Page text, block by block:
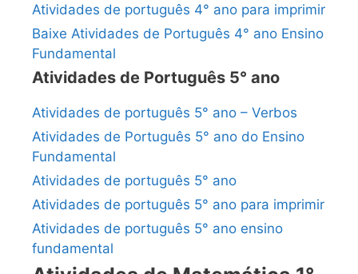
Atividades de português 4° ano para imprimir
Baixe Atividades de Português 4° ano Ensino
Fundamental
Atividades de Português 5° ano
Atividades de português 5° ano – Verbos
Atividades de Português 5° ano do Ensino
Fundamental
Atividades de português 5° ano
Atividades de português 5° ano para imprimir
Atividades de português 5° ano ensino
fundamental